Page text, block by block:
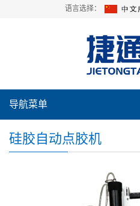
语言选择：
导航菜单
硅胶自动点胶机